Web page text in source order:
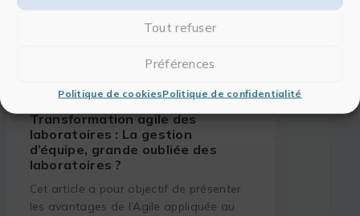
Tout refuser
Préférences
Politique de cookiesPolitique de confidentialité
PAROLES D'EXPERTS
Transformation agile des
laboratoires : La gestion
d’équipe, grande oubliée des
laboratoires ?
Cet article a pour objectif de présenter
les avantages de l’Agile appliquée au